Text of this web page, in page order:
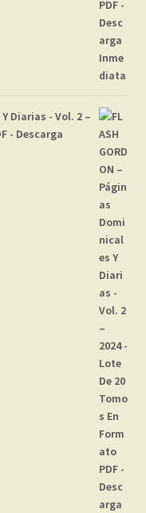
Diarias - Vol. 2 –
- Descarga